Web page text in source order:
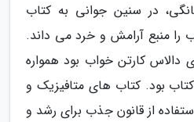
در سنین جوانی به کتاب
را منبع آرامش و خرد می داند.
دالاس کارتن خواب بود همواره
بود. کتاب های متافیزیک و
از قانون جذب برای رشد و